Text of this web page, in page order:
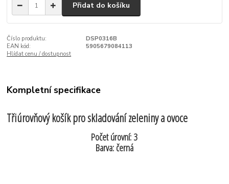
Přidat do košíku
Číslo produktu:
DSP0316B
EAN kód:
5905679084113
Hlídat cenu / dostupnost
Kompletní specifikace
Třiúrovňový košík pro skladování zeleniny a ovoce
Počet úrovní: 3
Barva: černá